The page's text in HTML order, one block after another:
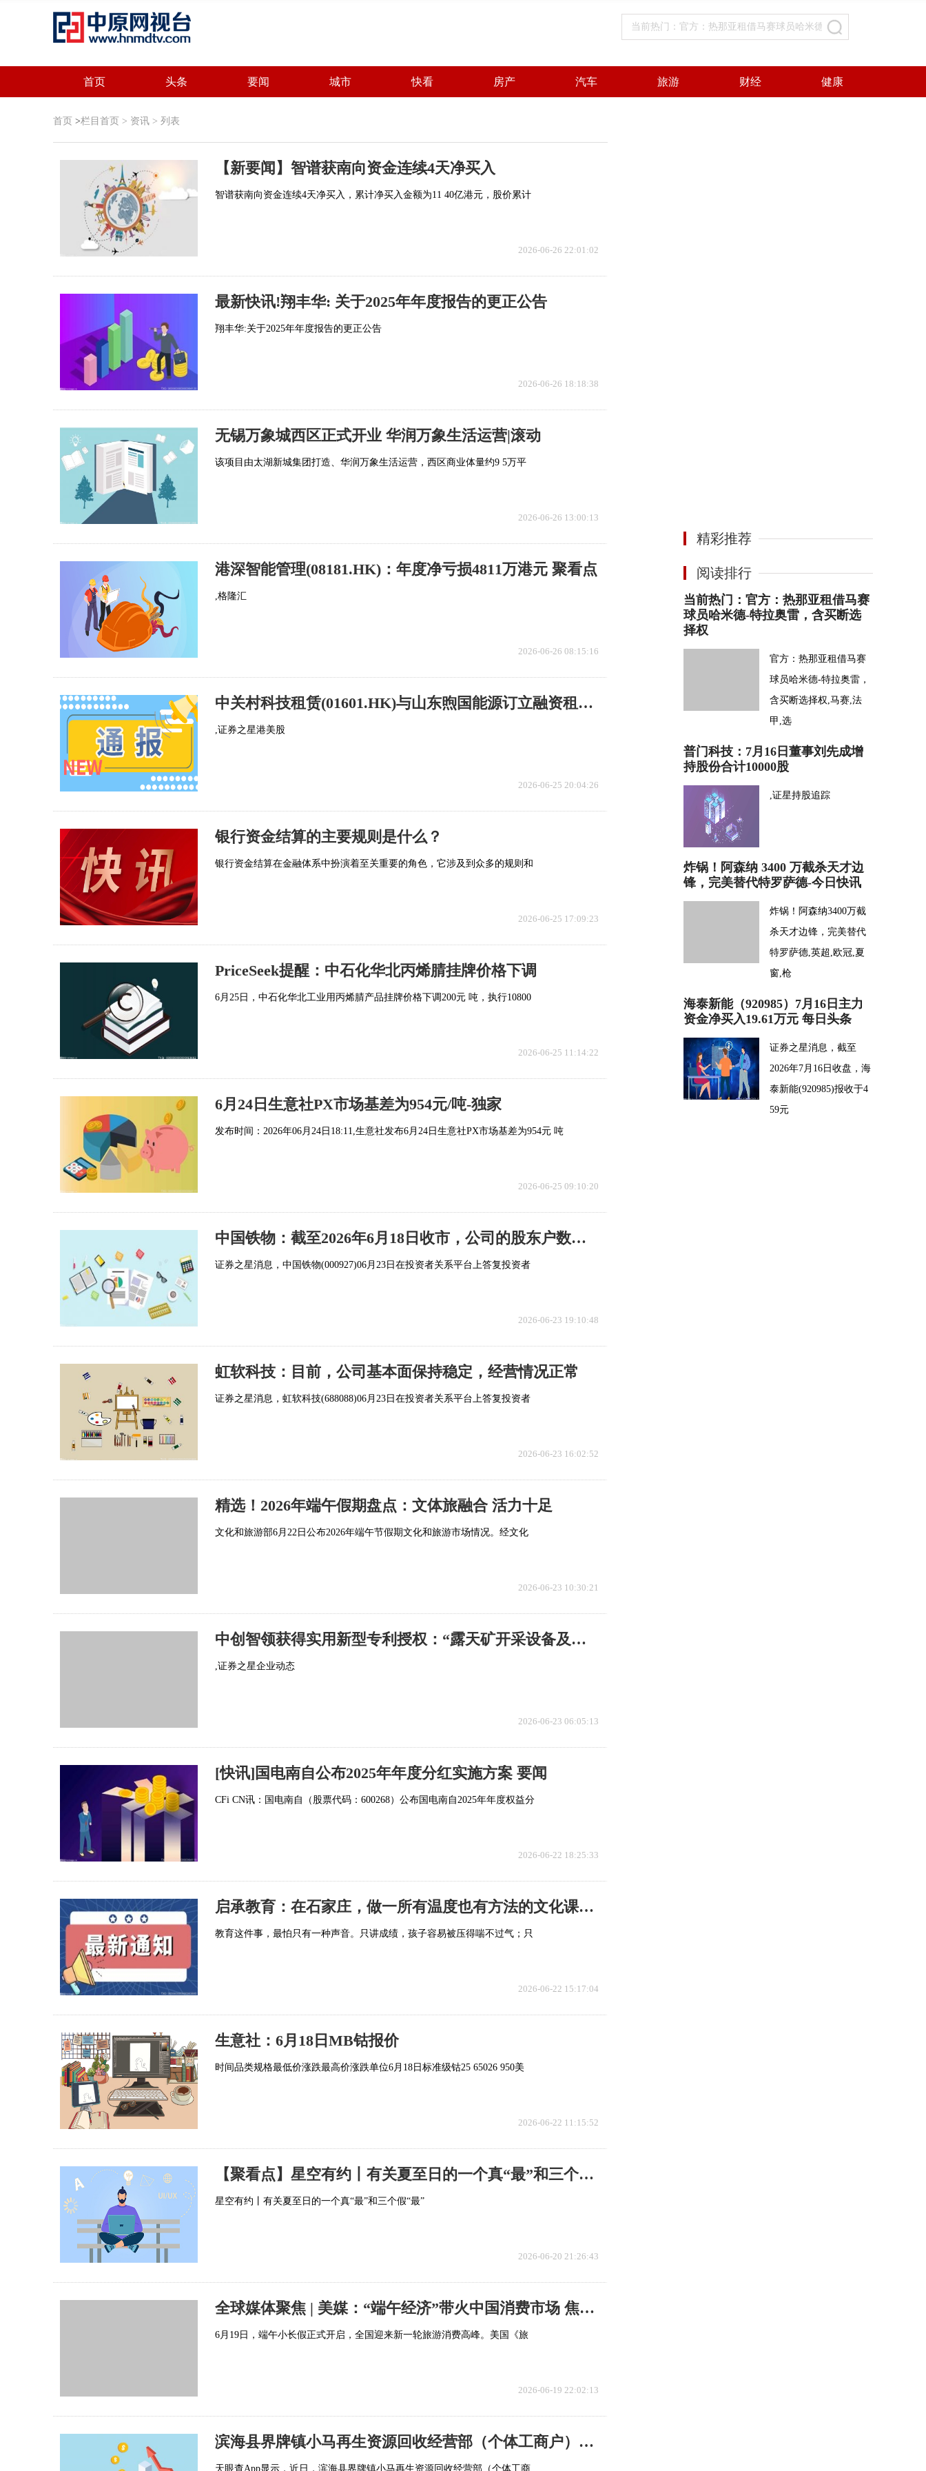
当前热门：官方：热那亚租借马赛球员哈米德-特拉奥雷，含买断选择
首页 头条 要闻 城市 快看 房产 汽车 旅游 财经 健康
首页 >栏目首页 > 资讯 > 列表
【新要闻】智谱获南向资金连续4天净买入
智谱获南向资金连续4天净买入，累计净买入金额为11 40亿港元，股价累计
2026-06-26 22:01:02
最新快讯!翔丰华: 关于2025年年度报告的更正公告
翔丰华:关于2025年年度报告的更正公告
2026-06-26 18:18:38
无锡万象城西区正式开业 华润万象生活运营|滚动
该项目由太湖新城集团打造、华润万象生活运营，西区商业体量约9 5万平
2026-06-26 13:00:13
港深智能管理(08181.HK)：年度净亏损4811万港元 聚看点
,格隆汇
2026-06-26 08:15:16
中关村科技租赁(01601.HK)与山东煦国能源订立融资租赁协议
,证券之星港美股
2026-06-25 20:04:26
银行资金结算的主要规则是什么？
银行资金结算在金融体系中扮演着至关重要的角色，它涉及到众多的规则和
2026-06-25 17:09:23
PriceSeek提醒：中石化华北丙烯腈挂牌价格下调
6月25日，中石化华北工业用丙烯腈产品挂牌价格下调200元 吨，执行10800
2026-06-25 11:14:22
6月24日生意社PX市场基差为954元/吨-独家
发布时间：2026年06月24日18:11,生意社发布6月24日生意社PX市场基差为954元 吨
2026-06-25 09:10:20
中国铁物：截至2026年6月18日收市，公司的股东户数为70857户|天天快报
证券之星消息，中国铁物(000927)06月23日在投资者关系平台上答复投资者
2026-06-23 19:10:48
虹软科技：目前，公司基本面保持稳定，经营情况正常
证券之星消息，虹软科技(688088)06月23日在投资者关系平台上答复投资者
2026-06-23 16:02:52
精选！2026年端午假期盘点：文体旅融合 活力十足
文化和旅游部6月22日公布2026年端午节假期文化和旅游市场情况。经文化
2026-06-23 10:30:21
中创智领获得实用新型专利授权：“露天矿开采设备及露天矿自移动转载机”
,证券之星企业动态
2026-06-23 06:05:13
[快讯]国电南自公布2025年年度分红实施方案 要闻
CFi CN讯：国电南自（股票代码：600268）公布国电南自2025年年度权益分
2026-06-22 18:25:33
启承教育：在石家庄，做一所有温度也有方法的文化课学校
教育这件事，最怕只有一种声音。只讲成绩，孩子容易被压得喘不过气；只
2026-06-22 15:17:04
生意社：6月18日MB钴报价
时间品类规格最低价涨跌最高价涨跌单位6月18日标准级钴25 65026 950美
2026-06-22 11:15:52
【聚看点】星空有约丨有关夏至日的一个真“最”和三个假“最”
星空有约丨有关夏至日的一个真“最”和三个假“最”
2026-06-20 21:26:43
全球媒体聚焦 | 美媒：“端午经济”带火中国消费市场 焦点热门
6月19日，端午小长假正式开启，全国迎来新一轮旅游消费高峰。美国《旅
2026-06-19 22:02:13
滨海县界牌镇小马再生资源回收经营部（个体工商户）成立 注册资本5万人民币
天眼查App显示，近日，滨海县界牌镇小马再生资源回收经营部（个体工商
精彩推荐
阅读排行
当前热门：官方：热那亚租借马赛
球员哈米德-特拉奥雷，含买断选
择权
官方：热那亚租借马赛
球员哈米德-特拉奥雷，
含买断选择权,马赛,法
甲,选
普门科技：7月16日董事刘先成增
持股份合计10000股
,证星持股追踪
炸锅！阿森纳 3400 万截杀天才边
锋，完美替代特罗萨德-今日快讯
炸锅！阿森纳3400万截
杀天才边锋，完美替代
特罗萨德,英超,欧冠,夏
窗,枪
海泰新能（920985）7月16日主力
资金净买入19.61万元 每日头条
证券之星消息，截至
2026年7月16日收盘，海
泰新能(920985)报收于4
59元